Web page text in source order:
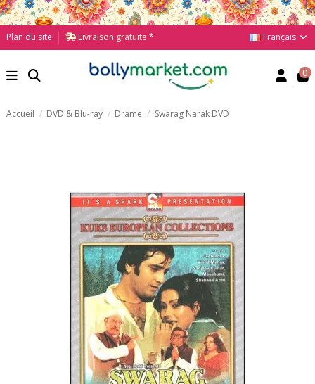
Plan du site Livraison gratuite * Français
0
Accueil DVD & Blu-ray Drame Swarag Narak DVD